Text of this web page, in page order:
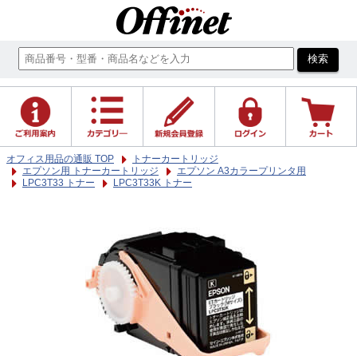
オフィス用品の通販 TOP
トナーカートリッジ
エプソン用 トナーカートリッジ
エプソン A3カラープリンタ用
LPC3T33 トナー
LPC3T33K トナー